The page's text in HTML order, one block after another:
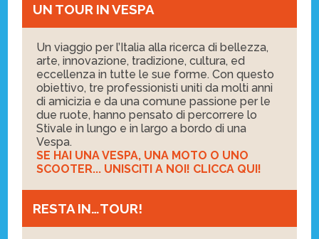
UN TOUR IN VESPA
Un viaggio per l’Italia alla ricerca di bellezza,
arte, innovazione, tradizione, cultura, ed
eccellenza in tutte le sue forme. Con questo
obiettivo, tre professionisti uniti da molti anni
di amicizia e da una comune passione per le
due ruote, hanno pensato di percorrere lo
Stivale in lungo e in largo a bordo di una
Vespa.
SE HAI UNA VESPA, UNA MOTO O UNO
SCOOTER... UNISCITI A NOI! CLICCA QUI!
RESTA IN…TOUR!